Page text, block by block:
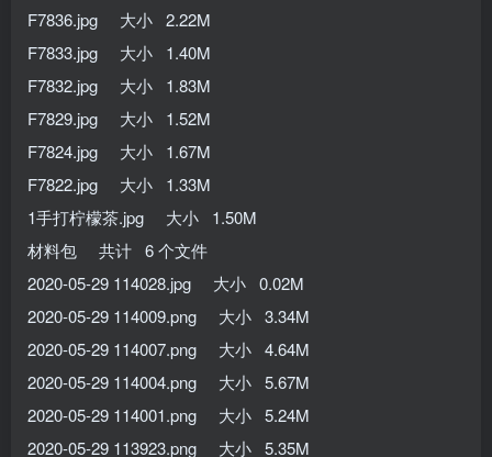
F7836.jpg 大小 2.22M
F7833.jpg 大小 1.40M
F7832.jpg 大小 1.83M
F7829.jpg 大小 1.52M
F7824.jpg 大小 1.67M
F7822.jpg 大小 1.33M
1手打柠檬茶.jpg 大小 1.50M
材料包 共计 6 个文件
2020-05-29 114028.jpg 大小 0.02M
2020-05-29 114009.png 大小 3.34M
2020-05-29 114007.png 大小 4.64M
2020-05-29 114004.png 大小 5.67M
2020-05-29 114001.png 大小 5.24M
2020-05-29 113923.png 大小 5.35M